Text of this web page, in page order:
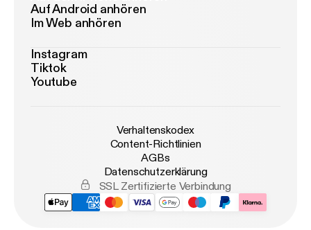
Auf Android anhören
Im Web anhören
Instagram
Tiktok
Youtube
Verhaltenskodex
Content-Richtlinien
AGBs
Datenschutzerklärung
SSL Zertifizierte Verbindung